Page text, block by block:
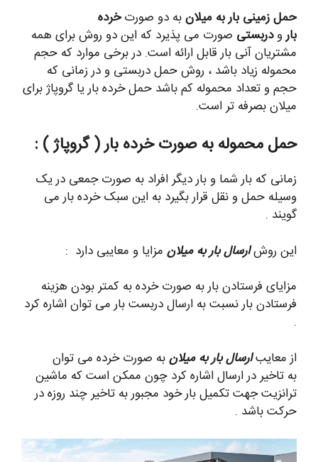
حمل زمینی بار به میلانبه دو صورتخرده
بارودربستی صورت می پذیرد که این دو روش برای همه
مشتریان آنی بار قابل ارائه است. در برخی موارد که حجم
محموله زیاد باشد ، روش حمل دربستی و در زمانی که
حجم و تعداد محموله کم باشد حمل خرده بار یا گروپاژ برای
میلان بصرفه تر است.
حمل محموله به صورت خرده بار ( گروپاژ) :
زمانی که بار شما و بار دیگر افراد به صورت جمعی در یک
وسیله حمل و نقل قرار بگیرد به این سبک خرده بار می
گویند .
این روشارسال بار به میلان مزایا و معایبی دارد :
مزایای فرستادن بار به صورت خرده به کمتر بودن هزینه
فرستادن بار نسبت به ارسال دربست بار می توان اشاره کرد
.
از معایبارسال بار به میلانبه صورت خرده می توان
به تاخیر در ارسال اشاره کرد چون ممکن است که ماشین
ترانزیت جهت تکمیل بار خود مجبور به تاخیر چند روزه در
حرکت باشد .